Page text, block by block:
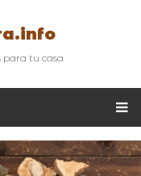
para tu casa